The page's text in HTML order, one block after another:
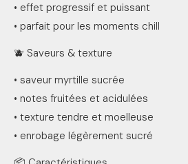
• effet progressif et puissant
• parfait pour les moments chill
🫐 Saveurs & texture
• saveur myrtille sucrée
• notes fruitées et acidulées
• texture tendre et moelleuse
• enrobage légèrement sucré